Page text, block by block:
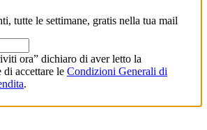
tutte le settimane, gratis nella tua mail
ora” dichiaro di aver letto la
di accettare le Condizioni Generali di
.